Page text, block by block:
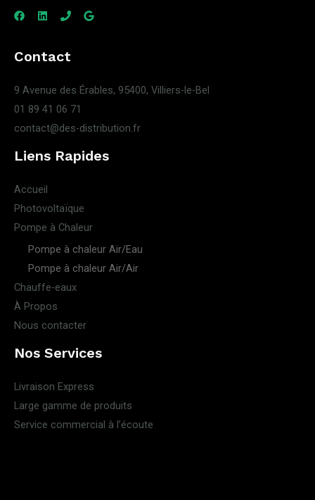
Contact
9 Avenue des Érables, 95400, Villiers-le-Bel
01 89 41 06 71
contact@des-distribution.fr
Liens Rapides
Accueil
Photovoltaïque
Pompe à Chaleur
Pompe à chaleur Air/Eau
Pompe à chaleur Air/Air
Chauffe-eaux
À Propos
Nous contacter
Nos Services
Livraison Express
Large gamme de produits
Service commercial à l’écoute